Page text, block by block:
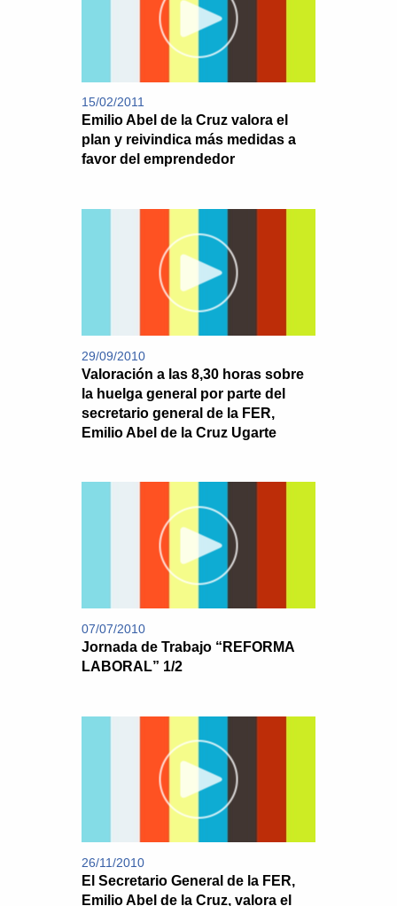
15/02/2011
Emilio Abel de la Cruz valora el
plan y reivindica más medidas a
favor del emprendedor
29/09/2010
Valoración a las 8,30 horas sobre
la huelga general por parte del
secretario general de la FER,
Emilio Abel de la Cruz Ugarte
07/07/2010
Jornada de Trabajo “REFORMA
LABORAL” 1/2
26/11/2010
El Secretario General de la FER,
Emilio Abel de la Cruz, valora el